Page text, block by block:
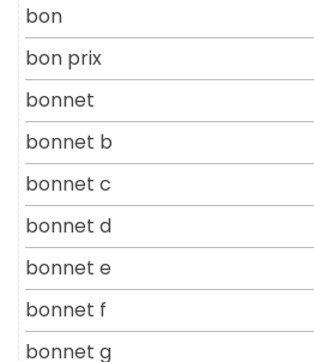
bon
bon prix
bonnet
bonnet b
bonnet c
bonnet d
bonnet e
bonnet f
bonnet g